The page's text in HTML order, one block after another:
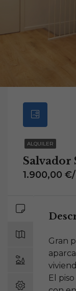
ALQUILER
Salvador
1.900,00
Gran
El